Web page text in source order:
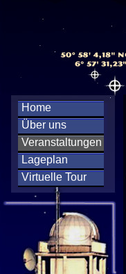
Home
Über uns
Veranstaltungen
Lageplan
Virtuelle Tour